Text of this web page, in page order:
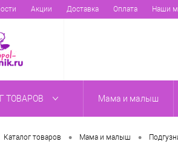
Акции Доставка Оплата Наши
ТОВАРОВ Мама и малыш
Каталог товаров • Мама и малыш •